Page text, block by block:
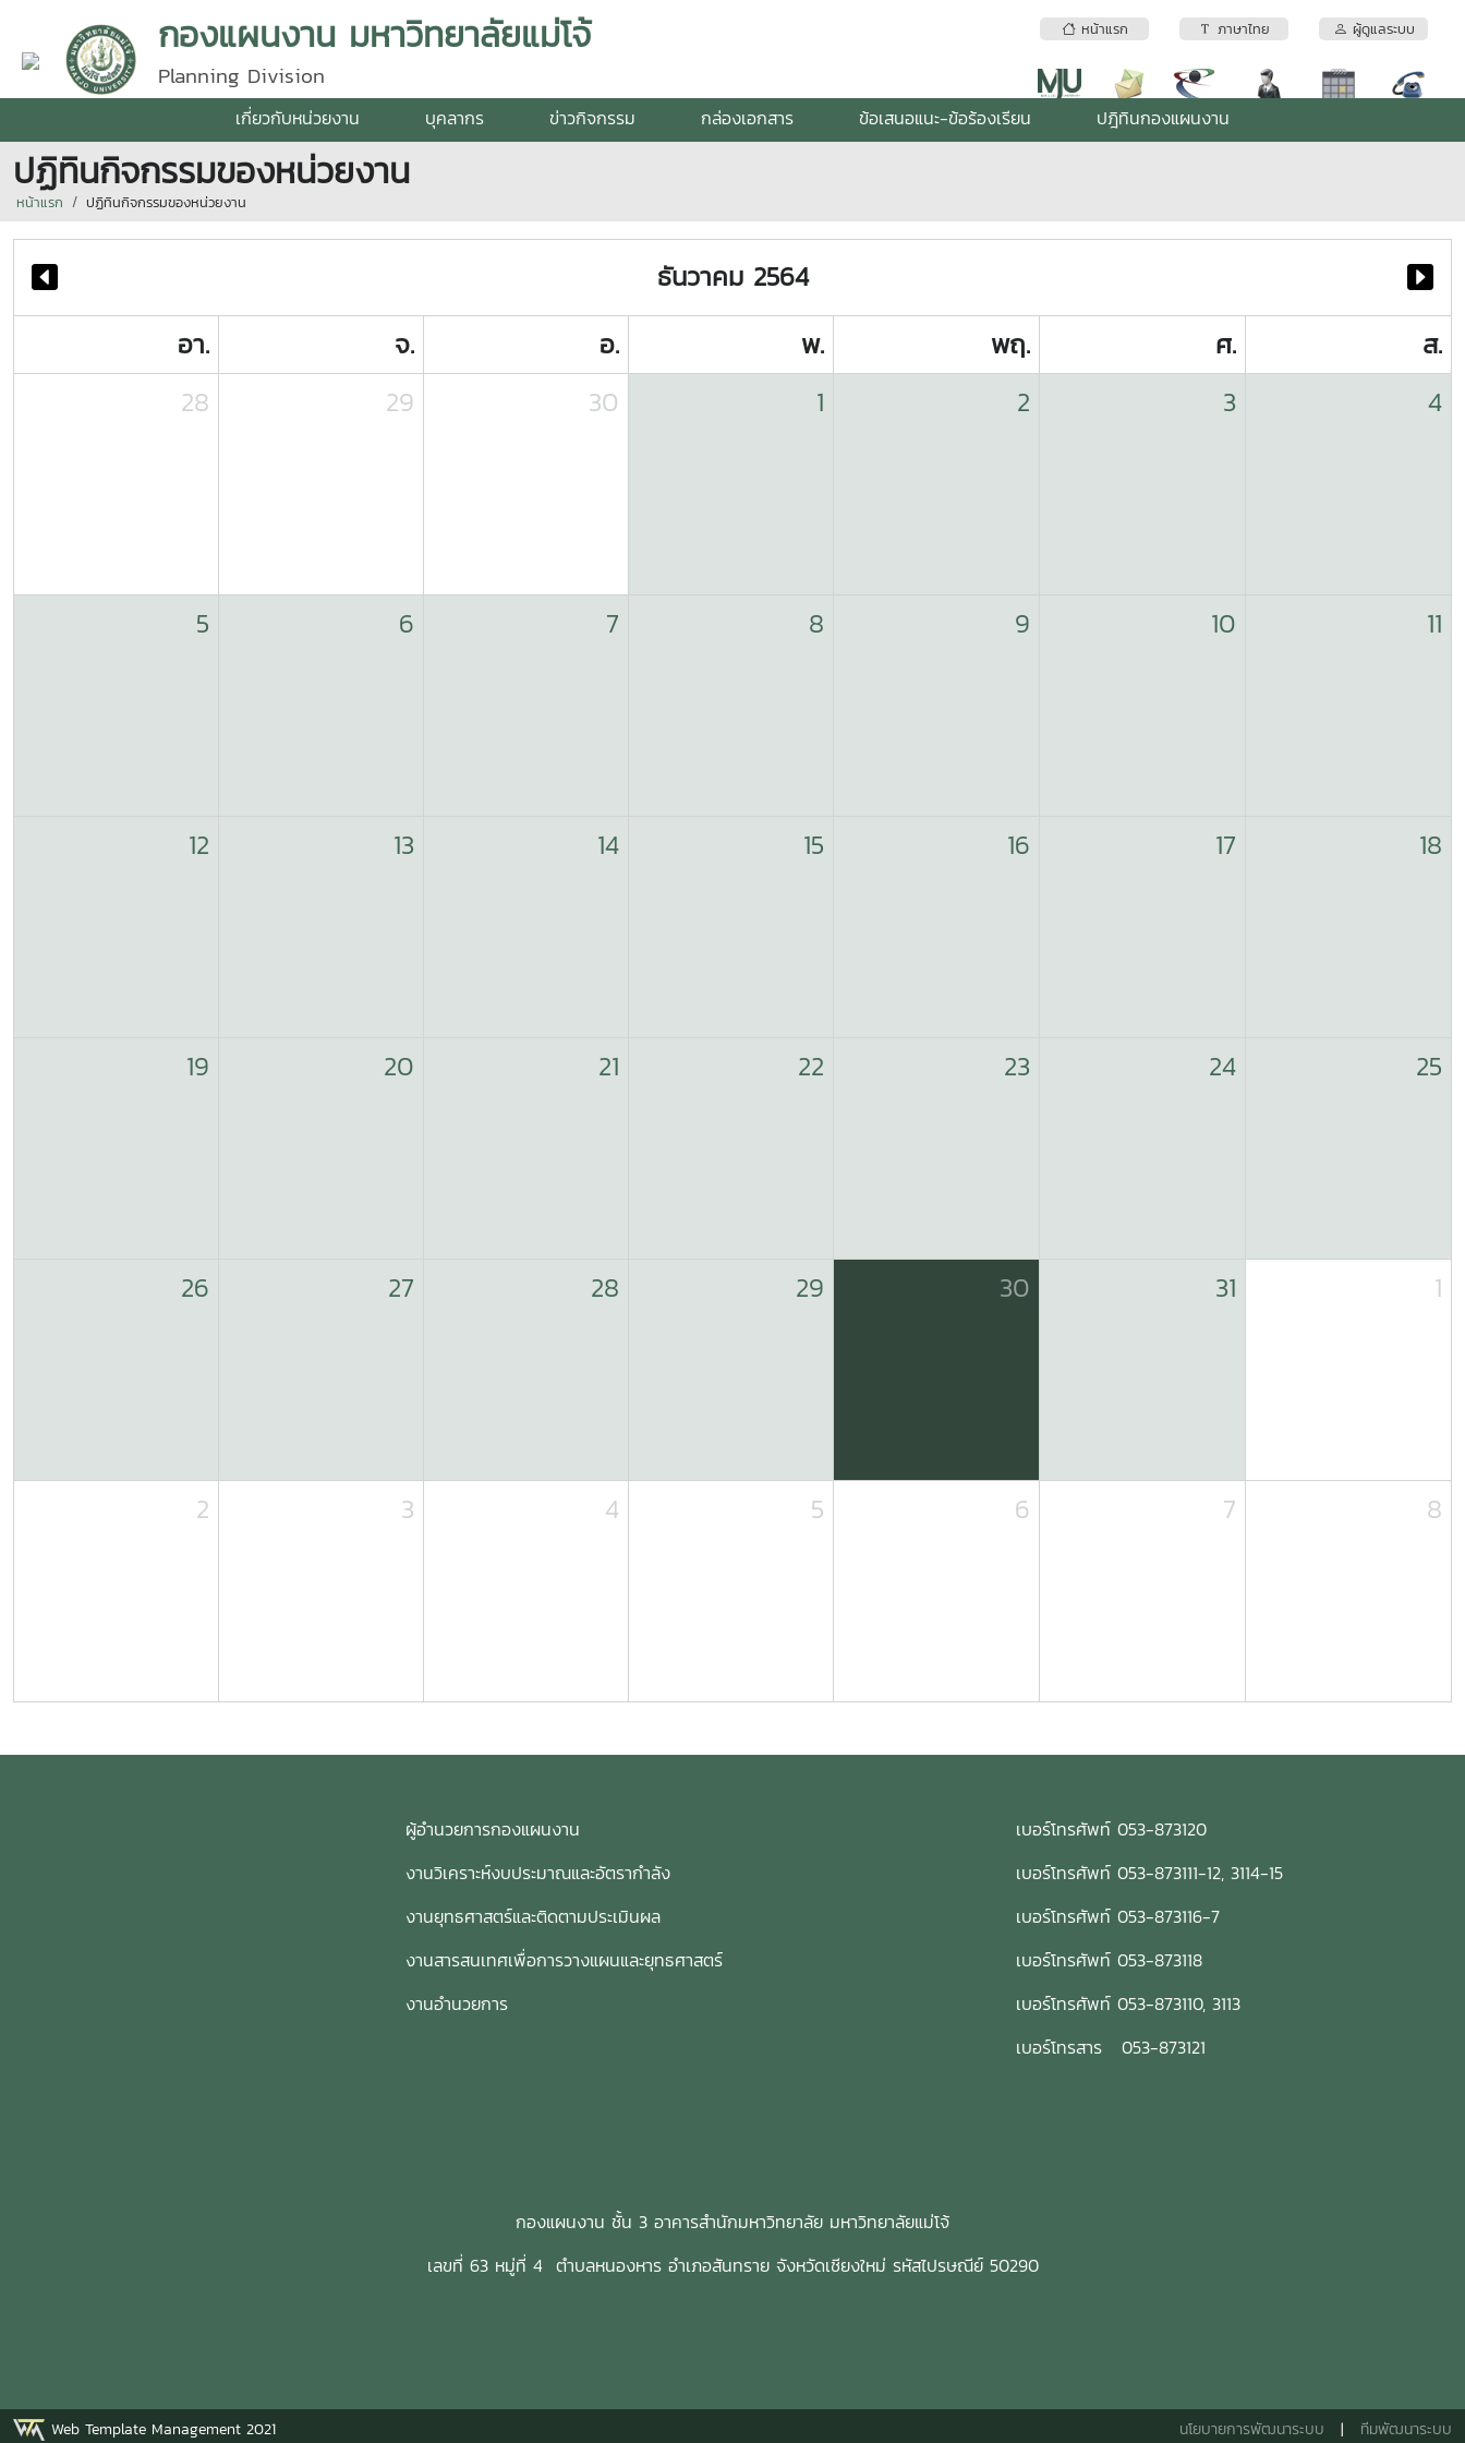
หน้าแรก ภาษาไทย ผู้ดูแลระบบ
กองแผนงาน มหาวิทยาลัยแม่โจ้
Planning Division
เกี่ยวกับหน่วยงาน บุคลากร ข่าวกิจกรรม กล่องเอกสาร ข้อเสนอแนะ-ข้อร้องเรียน ปฎิทินกองแผนงาน
ปฏิทินกิจกรรมของหน่วยงาน
หน้าแรก ปฏิทินกิจกรรมของหน่วยงาน
ธันวาคม 2564
อา.
จ. อ. พ. พฤ. ศ.
ส.
28
29 30 1 2 3 4
5 6 7 8 9 10 11
12 13 14 15 16 17 18
19 20 21 22 23 24 25
26 27 28 29 30 31 1
2 3 4 5 6 7 8
ผู้อำนวยการกองแผนงาน
เบอร์โทรศัพท์ 053-873120
งานวิเคราะห์งบประมาณและอัตรากำลัง
เบอร์โทรศัพท์ 053-873111-12, 3114-15
งานยุทธศาสตร์และติดตามประเมินผล
เบอร์โทรศัพท์ 053-873116-7
งานสารสนเทศเพื่อการวางแผนและยุทธศาสตร์
เบอร์โทรศัพท์ 053-873118
งานอำนวยการ
เบอร์โทรศัพท์ 053-873110, 3113
เบอร์โทรสาร 053-873121
กองแผนงาน ชั้น 3 อาคารสำนักมหาวิทยาลัย มหาวิทยาลัยแม่โจ้
เลขที่ 63 หมู่ที่ 4 ตำบลหนองหาร อำเภอสันทราย จังหวัดเชียงใหม่ รหัสไปรษณีย์ 50290
Web Template Management 2021 นโยบายการพัฒนาระบบ | ทีมพัฒนาระบบ